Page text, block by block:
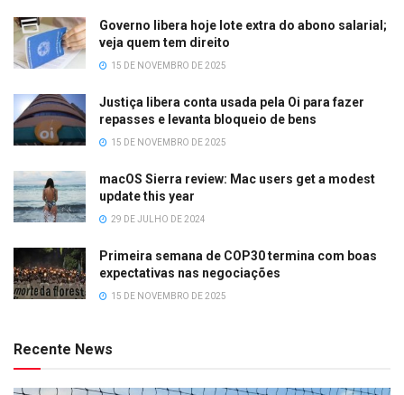
Governo libera hoje lote extra do abono salarial;
veja quem tem direito
15 DE NOVEMBRO DE 2025
Justiça libera conta usada pela Oi para fazer
repasses e levanta bloqueio de bens
15 DE NOVEMBRO DE 2025
macOS Sierra review: Mac users get a modest
update this year
29 DE JULHO DE 2024
Primeira semana de COP30 termina com boas
expectativas nas negociações
15 DE NOVEMBRO DE 2025
Recente News